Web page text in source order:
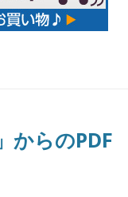
からのPDF